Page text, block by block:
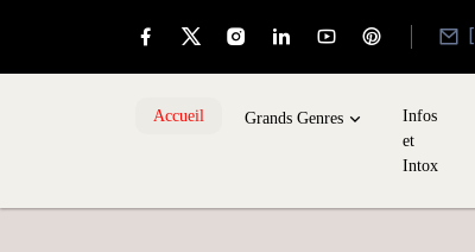
Accueil Grands Genres
Infos
et
Intox